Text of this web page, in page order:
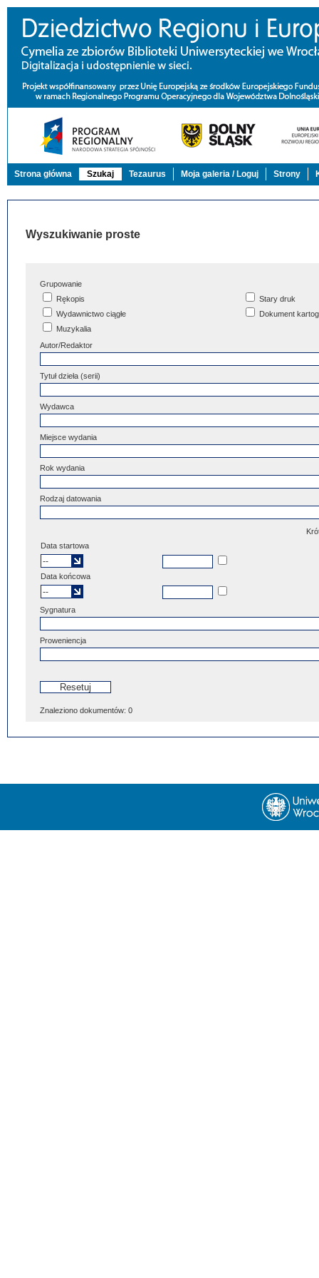
Strona główna Szukaj Tezaurus Moja galeria / Loguj Strony
Wyszukiwanie proste
Grupowanie
Rękopis
Stary druk
Wydawnictwo ciągłe
Dokument
Muzykalia
Autor/Redaktor
Tytuł dzieła (serii)
Wydawca
Miejsce wydania
Rok wydania
Rodzaj datowania
Data startowa
Data końcowa
Sygnatura
Proweniencja
Znaleziono dokumentów: 0